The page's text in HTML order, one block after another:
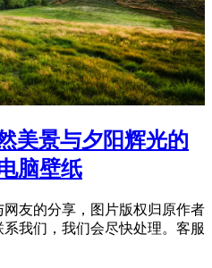
美景与夕阳辉光的
脑壁纸
友的分享，图片版权归原作者
我们，我们会尽快处理。客服